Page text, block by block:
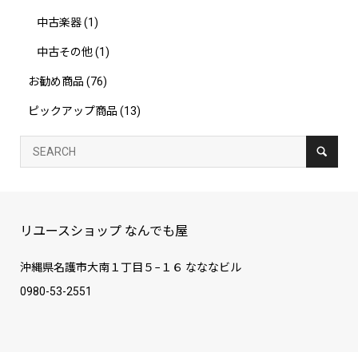
中古楽器(1)
中古その他(1)
お勧め商品 (76)
ピックアップ商品 (13)
リユースショップ なんでも屋
沖縄県名護市大南１丁目５−１６ なななビル
0980-53-2551